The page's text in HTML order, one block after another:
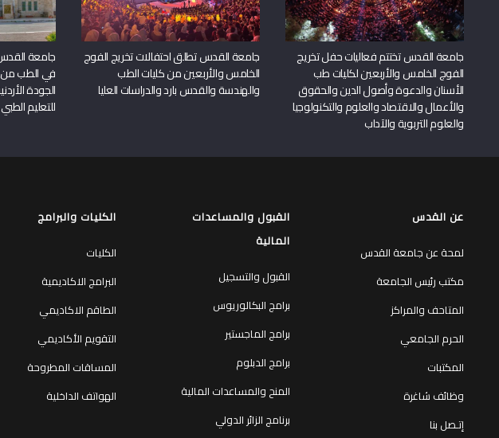
جامعة القدس تختتم فعاليات حفل تخريج
الفوج الخامس والأربعين لكليات طب
الأسنان والدعوة وأصول الدين والحقوق
والأعمال والاقتصاد والعلوم والتكنولوجيا
والعلوم التربوية والآداب
جامعة القدس تطلق احتفالات تخريج الفوج
الخامس والأربعين من كليات الطب
والهندسة والقدس بارد والدراسات العليا
جامعة
في الطب من
الجودة
للتعليم الطبي
عن القدس
لمحة عن جامعة القدس
مكتب رئيس الجامعة
المتاحف والمراكز
الحرم الجامعي
المكتبات
وظائف شاغرة
إتـصل بنا
القبول والمساعدات
المالية
القبول والتسجيل
برامج البكالوريوس
برامج الماجستير
برامج الدبلوم
المنح والمساعدات المالية
برنامج الزائر الدولي
الكليات والبرامج
الكليات
البرامج الاكاديمية
الطاقم الاكاديمي
التقويم الأكاديمي
المساقات المطروحة
الهواتف الداخلية